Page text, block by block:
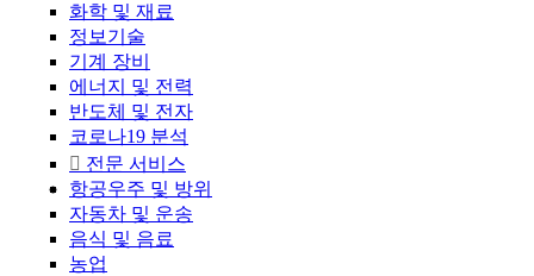
화학 및 재료
정보기술
기계 장비
에너지 및 전력
반도체 및 전자
코로나19 분석
전문 서비스
항공우주 및 방위
자동차 및 운송
음식 및 음료
농업